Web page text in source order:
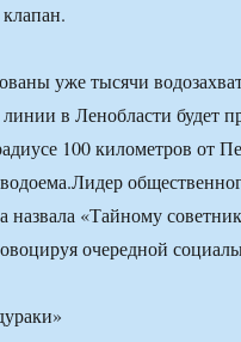
уже тысячи
линии в Ленобласти будет
100 километров от
назвала «Тайному
очередной